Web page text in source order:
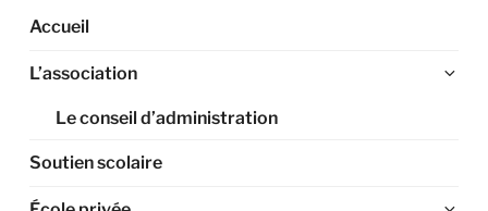
Accueil
L’association
Le conseil d’administration
Soutien scolaire